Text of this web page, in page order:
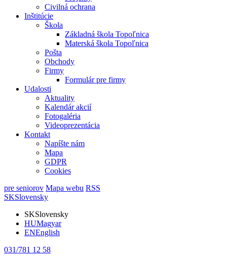
Civilná ochrana
Inštitúcie
Škola
Základná škola Topoľnica
Materská škola Topoľnica
Pošta
Obchody
Firmy
Formulár pre firmy
Udalosti
Aktuality
Kalendár akcií
Fotogaléria
Videoprezentácia
Kontakt
Napíšte nám
Mapa
GDPR
Cookies
pre seniorov Mapa webu RSS
SKSlovensky
SKSlovensky
HUMagyar
ENEnglish
031/781 12 58